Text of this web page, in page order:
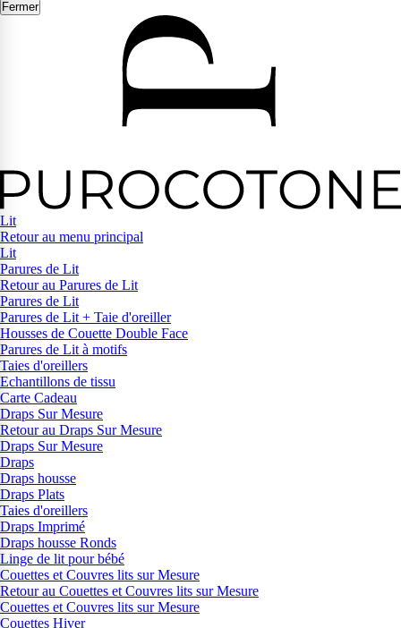
Fermer
Lit
Retour au menu principal
Lit
Parures de Lit
Retour au Parures de Lit
Parures de Lit
Parures de Lit + Taie d'oreiller
Housses de Couette Double Face
Parures de Lit à motifs
Taies d'oreillers
Echantillons de tissu
Carte Cadeau
Draps Sur Mesure
Retour au Draps Sur Mesure
Draps Sur Mesure
Draps
Draps housse
Draps Plats
Taies d'oreillers
Draps Imprimé
Draps housse Ronds
Linge de lit pour bébé
Couettes et Couvres lits sur Mesure
Retour au Couettes et Couvres lits sur Mesure
Couettes et Couvres lits sur Mesure
Couettes Hiver